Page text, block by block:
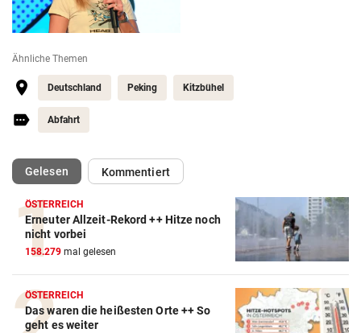
Ähnliche Themen
Deutschland Peking Kitzbühel
Abfahrt
Gelesen(ausgewählt)Kommentiert
ÖSTERREICH
Erneuter Allzeit-Rekord ++ Hitze noch
nicht vorbei
158.279 mal gelesen
ÖSTERREICH
Das waren die heißesten Orte ++ So
geht es weiter
Action-Cam Vergleich
ZUM VERGLEICH